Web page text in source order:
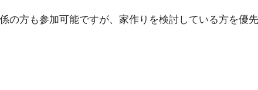
方も参加可能ですが、家作りを検討している方を優先